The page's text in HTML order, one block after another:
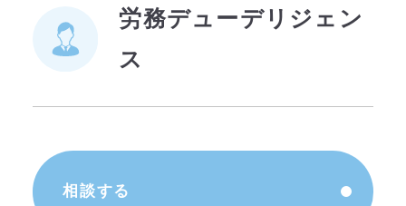
労務デューデリジェン
ス
相談する